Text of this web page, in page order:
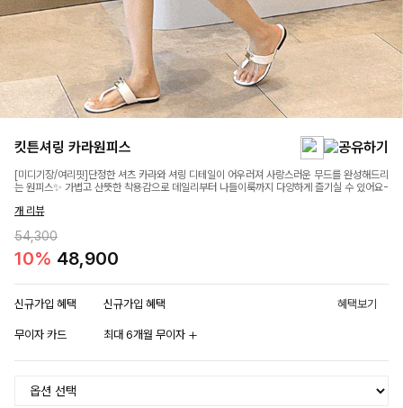
킷튼셔링 카라원피스
[미디기장/여리핏]단정한 셔츠 카라와 셔링 디테일이 어우러져 사랑스러운 무드를 완성해드리
는 원피스✨ 가볍고 산뜻한 착용감으로 데일리부터 나들이룩까지 다양하게 즐기실 수 있어요-
개 리뷰
54,300
10% 48,900
신규가입 혜택 신규가입 혜택 혜택보기
무이자 카드 최대 6개월 무이자